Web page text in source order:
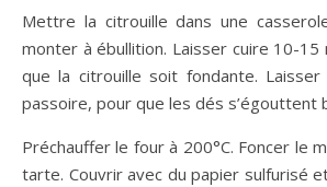
Mettre la citrouille dans une
monter à ébullition. Laisser cuire 10-15
que la citrouille soit fondante.
passoire, pour que les dés s’égouttent
Préchauffer le four à 200°C. Foncer le
tarte. Couvrir avec du papier sulfurisé